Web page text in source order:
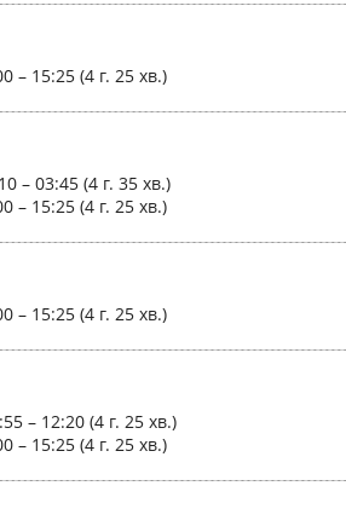
– 15:25 (4 г. 25 хв.)
– 03:45 (4 г. 35 хв.)
– 15:25 (4 г. 25 хв.)
– 15:25 (4 г. 25 хв.)
– 12:20 (4 г. 25 хв.)
– 15:25 (4 г. 25 хв.)